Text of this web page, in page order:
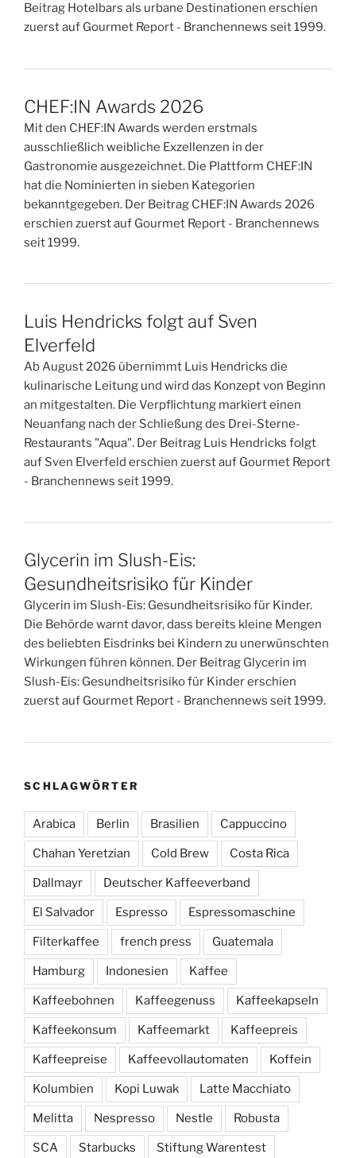
Beitrag Hotelbars als urbane Destinationen erschien
zuerst auf Gourmet Report - Branchennews seit 1999.
CHEF:IN Awards 2026
Mit den CHEF:IN Awards werden erstmals
ausschließlich weibliche Exzellenzen in der
Gastronomie ausgezeichnet. Die Plattform CHEF:IN
hat die Nominierten in sieben Kategorien
bekanntgegeben. Der Beitrag CHEF:IN Awards 2026
erschien zuerst auf Gourmet Report - Branchennews
seit 1999.
Luis Hendricks folgt auf Sven
Elverfeld
Ab August 2026 übernimmt Luis Hendricks die
kulinarische Leitung und wird das Konzept von Beginn
an mitgestalten. Die Verpflichtung markiert einen
Neuanfang nach der Schließung des Drei-Sterne-
Restaurants "Aqua". Der Beitrag Luis Hendricks folgt
auf Sven Elverfeld erschien zuerst auf Gourmet Report
- Branchennews seit 1999.
Glycerin im Slush-Eis:
Gesundheitsrisiko für Kinder
Glycerin im Slush-Eis: Gesundheitsrisiko für Kinder.
Die Behörde warnt davor, dass bereits kleine Mengen
des beliebten Eisdrinks bei Kindern zu unerwünschten
Wirkungen führen können. Der Beitrag Glycerin im
Slush-Eis: Gesundheitsrisiko für Kinder erschien
zuerst auf Gourmet Report - Branchennews seit 1999.
SCHLAGWÖRTER
Arabica Berlin Brasilien Cappuccino
Chahan Yeretzian Cold Brew Costa Rica
Dallmayr Deutscher Kaffeeverband
El Salvador Espresso Espressomaschine
Filterkaffee french press Guatemala
Hamburg Indonesien Kaffee
Kaffeebohnen Kaffeegenuss Kaffeekapseln
Kaffeekonsum Kaffeemarkt Kaffeepreis
Kaffeepreise Kaffeevollautomaten Koffein
Kolumbien Kopi Luwak Latte Macchiato
Melitta Nespresso Nestle Robusta
SCA Starbucks Stiftung Warentest